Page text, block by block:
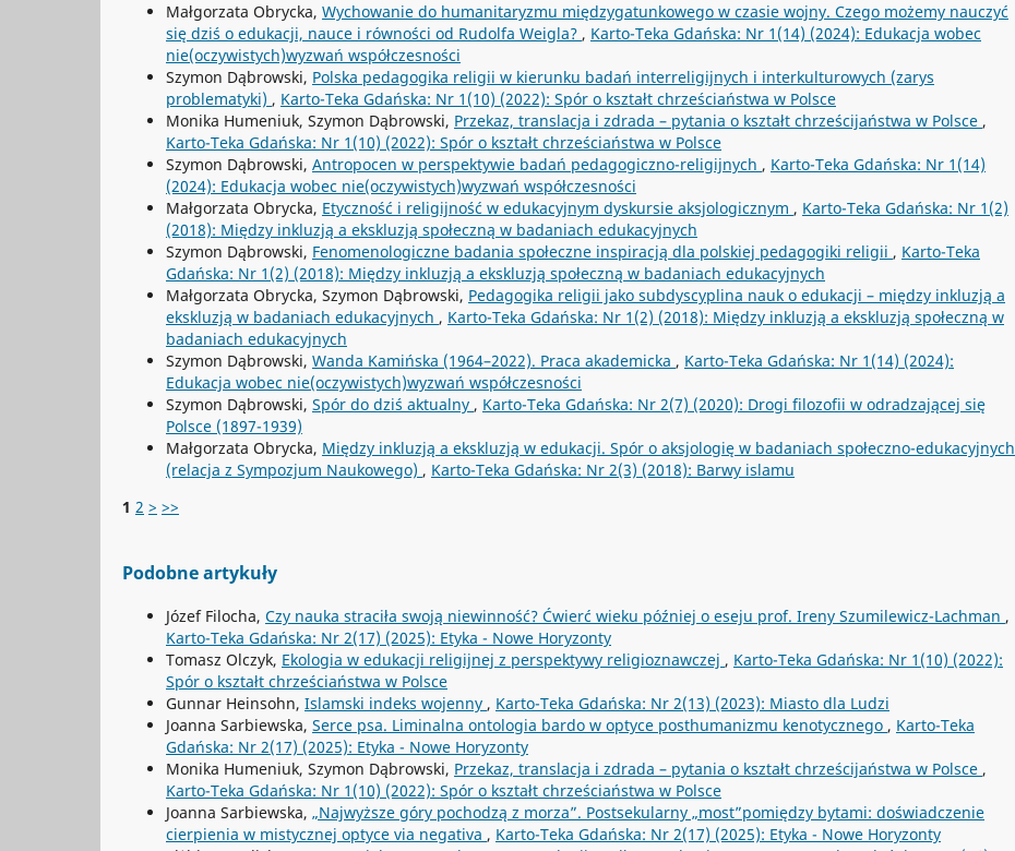
Małgorzata Obrycka, Wychowanie do humanitaryzmu międzygatunkowego w czasie wojny. Czego możemy nauczyć
się dziś o edukacji, nauce i równości od Rudolfa Weigla? , Karto-Teka Gdańska: Nr 1(14) (2024): Edukacja wobec
nie(oczywistych)wyzwań współczesności
Szymon Dąbrowski, Polska pedagogika religii w kierunku badań interreligijnych i interkulturowych (zarys
problematyki) , Karto-Teka Gdańska: Nr 1(10) (2022): Spór o kształt chrześciaństwa w Polsce
Monika Humeniuk, Szymon Dąbrowski, Przekaz, translacja i zdrada – pytania o kształt chrześcijaństwa w Polsce ,
Karto-Teka Gdańska: Nr 1(10) (2022): Spór o kształt chrześciaństwa w Polsce
Szymon Dąbrowski, Antropocen w perspektywie badań pedagogiczno-religijnych , Karto-Teka Gdańska: Nr 1(14)
(2024): Edukacja wobec nie(oczywistych)wyzwań współczesności
Małgorzata Obrycka, Etyczność i religijność w edukacyjnym dyskursie aksjologicznym , Karto-Teka Gdańska: Nr 1(2)
(2018): Między inkluzją a ekskluzją społeczną w badaniach edukacyjnych
Szymon Dąbrowski, Fenomenologiczne badania społeczne inspiracją dla polskiej pedagogiki religii , Karto-Teka
Gdańska: Nr 1(2) (2018): Między inkluzją a ekskluzją społeczną w badaniach edukacyjnych
Małgorzata Obrycka, Szymon Dąbrowski, Pedagogika religii jako subdyscyplina nauk o edukacji – między inkluzją a
ekskluzją w badaniach edukacyjnych , Karto-Teka Gdańska: Nr 1(2) (2018): Między inkluzją a ekskluzją społeczną w
badaniach edukacyjnych
Szymon Dąbrowski, Wanda Kamińska (1964–2022). Praca akademicka , Karto-Teka Gdańska: Nr 1(14) (2024):
Edukacja wobec nie(oczywistych)wyzwań współczesności
Szymon Dąbrowski, Spór do dziś aktualny , Karto-Teka Gdańska: Nr 2(7) (2020): Drogi filozofii w odradzającej się
Polsce (1897-1939)
Małgorzata Obrycka, Między inkluzją a ekskluzją w edukacji. Spór o aksjologię w badaniach społeczno-edukacyjnych
(relacja z Sympozjum Naukowego) , Karto-Teka Gdańska: Nr 2(3) (2018): Barwy islamu
1 2 > >>
Podobne artykuły
Józef Filocha, Czy nauka straciła swoją niewinność? Ćwierć wieku później o eseju prof. Ireny Szumilewicz-Lachman ,
Karto-Teka Gdańska: Nr 2(17) (2025): Etyka - Nowe Horyzonty
Tomasz Olczyk, Ekologia w edukacji religijnej z perspektywy religioznawczej , Karto-Teka Gdańska: Nr 1(10) (2022):
Spór o kształt chrześciaństwa w Polsce
Gunnar Heinsohn, Islamski indeks wojenny , Karto-Teka Gdańska: Nr 2(13) (2023): Miasto dla Ludzi
Joanna Sarbiewska, Serce psa. Liminalna ontologia bardo w optyce posthumanizmu kenotycznego , Karto-Teka
Gdańska: Nr 2(17) (2025): Etyka - Nowe Horyzonty
Monika Humeniuk, Szymon Dąbrowski, Przekaz, translacja i zdrada – pytania o kształt chrześcijaństwa w Polsce ,
Karto-Teka Gdańska: Nr 1(10) (2022): Spór o kształt chrześciaństwa w Polsce
Joanna Sarbiewska, „Najwyższe góry pochodzą z morza”. Postsekularny „most”pomiędzy bytami: doświadczenie
cierpienia w mistycznej optyce via negativa , Karto-Teka Gdańska: Nr 2(17) (2025): Etyka - Nowe Horyzonty